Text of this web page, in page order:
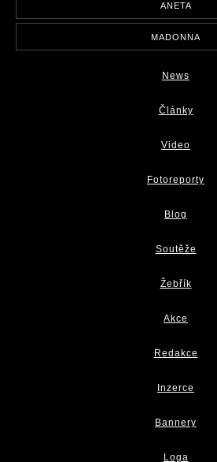
ANETA
MADONNA
News
Články
Video
Fotoreporty
Blog
Soutěže
Žebřík
Akce
Redakce
Inzerce
Bannery
Loga